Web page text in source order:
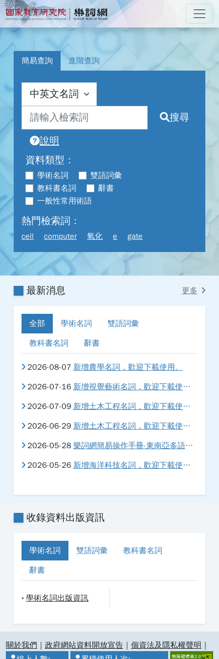
跳到主要內容
:::
國家教育研究院 樂詞網
:::
簡易查詢 進階查詢
搜尋
說明
資料類型：
學術名詞
雙語詞彙
教科書名詞
辭書
一般性常用術語
熱門檢索詞：
cell computer 氧化 e gate
最新消息 更多
全部 學術名詞
雙語詞彙
教科書名詞
辭書
2026-08-07 新增農學名詞，歡迎下載使用。
2026-07-16
新增視覺藝術名詞，歡迎下載使用。
2026-07-09
新增土木工程名詞，歡迎下載使用。
2026-06-29
新增土木工程名詞，歡迎下載使用。
2026-05-28
樂詞網簡易操作手冊-東南亞多語版本系統指引，歡迎下載使用
2026-05-26
新增海洋科技名詞，歡迎下載使用。
收錄資料出版資訊
學術名詞 雙語詞彙
教科書名詞
辭書
• 學術名詞出版資訊
:::關於我們 政府網站資料開放宣告 個資法及隱私權聲明